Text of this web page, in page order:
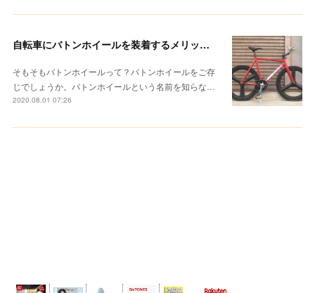
自転車にバトンホイールを装着するメリットとは？感じたことを正直に書いてみる。
そもそもバトンホイールって？バトンホイールをご存
じでしょうか。バトンホイールという名前を知らな…
2020.08.01 07:26